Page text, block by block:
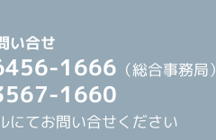
い合せ
1666 （総合事務局）
1660
にてお問い合せください